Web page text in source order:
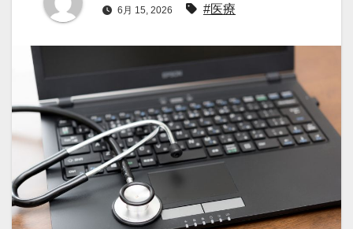
6月 15, 2026 #医療